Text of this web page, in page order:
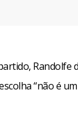
Randolfe
“não é